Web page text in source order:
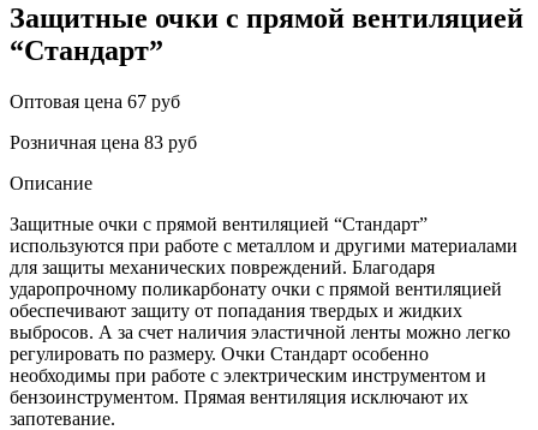
Защитные очки с прямой вентиляцией
“Стандарт”
Оптовая цена 67 руб
Розничная цена 83 руб
Описание
Защитные очки с прямой вентиляцией “Стандарт”
используются при работе с металлом и другими материалами
для защиты механических повреждений. Благодаря
ударопрочному поликарбонату очки с прямой вентиляцией
обеспечивают защиту от попадания твердых и жидких
выбросов. А за счет наличия эластичной ленты можно легко
регулировать по размеру. Очки Стандарт особенно
необходимы при работе с электрическим инструментом и
бензоинструментом. Прямая вентиляция исключают их
запотевание.